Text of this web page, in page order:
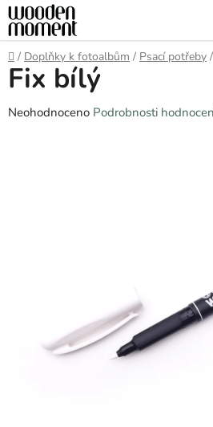
Přejít
na
obsah
Domů
/ Doplňky k fotoalbům / Psací potřeby /
Fix bílý
Průměrné
Neohodnoceno Podrobnosti